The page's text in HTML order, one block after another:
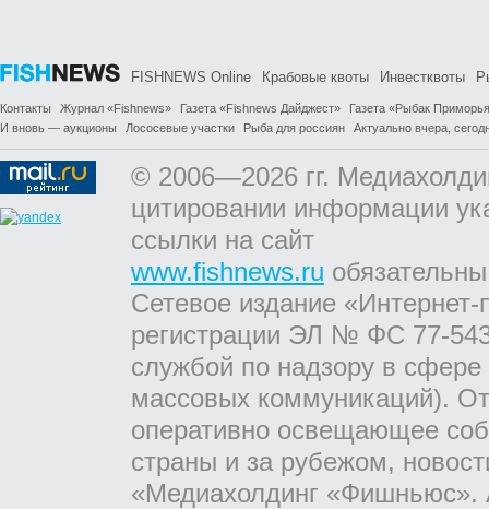
FISHNEWS Online Крабовые квоты Инвестквоты
Контакты Журнал «Fishnews» Газета «Fishnews Дайджест»
Газета «Рыбак
И вновь — аукционы
Лососевые участки Рыба для россиян Актуально вчера,
© 2006—2026 гг.
цитировании информации
ссылки на сайт
www.fishnews.ru
Сетевое издание
регистрации ЭЛ № ФС 77-
службой по надзору в
массовых коммуникаций).
оперативно освещающее
страны и за рубежом,
«Медиахолдинг «Фишньюс».